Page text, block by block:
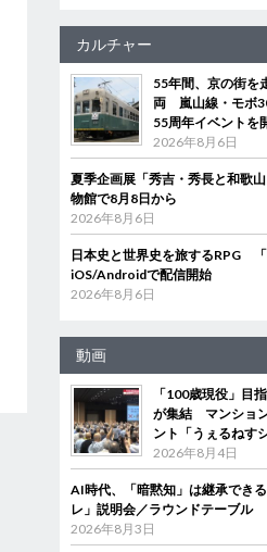
カルチャー
55年間、京の街を
両 嵐山線・モボ
55周年イベントを
2026年8月6日
夏季企画展「秀吉・秀長と和歌
物館で8月8日から
2026年8月6日
日本史と世界史を旅するRPG 「
iOS/Androidで配信開始
2026年8月6日
動画
「100歳現役」目
が集結 マンショ
ント「うぇるねす
2026年8月4日
AI時代、「暗黙知」は継承でき
レ」説明会／ラウンドテーブル
2026年8月3日